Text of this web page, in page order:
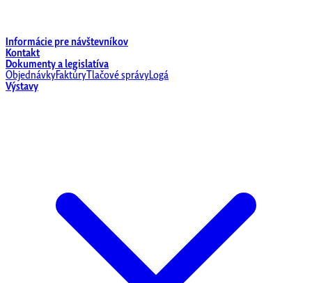
Informácie pre návštevníkov
Kontakt
Dokumenty a legislatíva
ObjednávkyFaktúry Tlačové správyLogá
Výstavy